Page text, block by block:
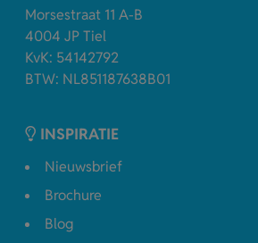
Morsestraat 11 A-B
4004 JP Tiel
KvK: 54142792
BTW: NL851187638B01
INSPIRATIE
Nieuwsbrief
Brochure
Blog